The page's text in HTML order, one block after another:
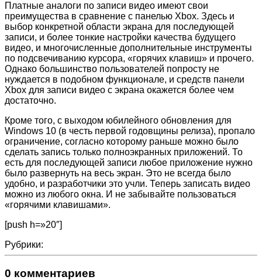
Платные аналоги по записи видео имеют свои
преимущества в сравнение с панелью Xbox. Здесь и
выбор конкретной области экрана для последующей
записи, и более тонкие настройки качества будущего
видео, и многочисленные дополнительные инструменты
по подсвечиванию курсора, «горячих клавиш» и прочего.
Однако большинство пользователей попросту не
нуждается в подобном функционале, и средств панели
Xbox для записи видео с экрана окажется более чем
достаточно.
Кроме того, с выходом юбилейного обновления для
Windows 10 (в честь первой годовщины релиза), пропало
ограничение, согласно которому раньше можно было
сделать запись только полноэкранных приложений. То
есть для последующей записи любое приложение нужно
было развернуть на весь экран. Это не всегда было
удобно, и разработчики это учли. Теперь записать видео
можно из любого окна. И не забывайте пользоваться
«горячими клавишами».
[push h=»20″]
Рубрики:
0 комментариев